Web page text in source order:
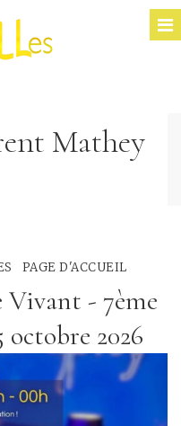
Mathey
PAGE D'ACCUEIL
Vivant - 7ème
2026